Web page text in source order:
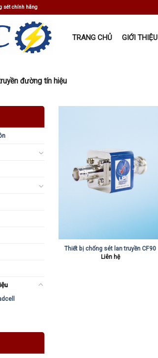
sét chính hãng
TRANG CHỦ GIỚI THIỆU
đường tín hiệu
Thiết bị chống sét lan truyền CF90
Liên hệ